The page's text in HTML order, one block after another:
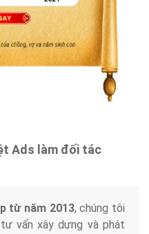
Ads làm đối tác
từ năm 2013, chúng tôi
vấn xây dựng và phát